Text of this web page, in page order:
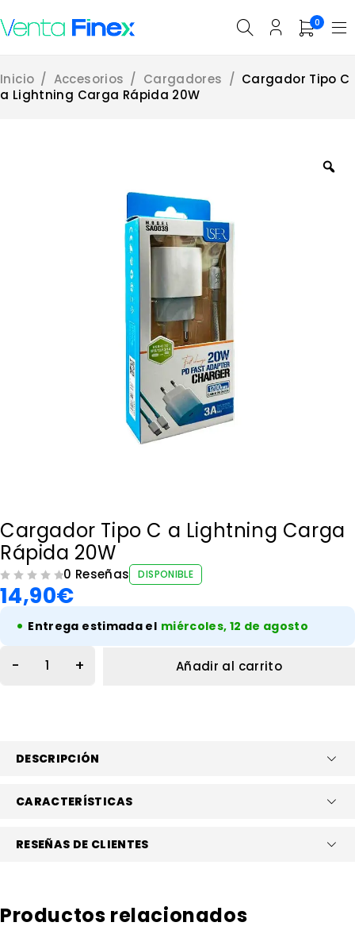
0
Inicio / Accesorios / Cargadores / Cargador Tipo C
a Lightning Carga Rápida 20W
Cargador Tipo C a Lightning Carga
Rápida 20W
0 Reseñas DISPONIBLE
14,90€
• Entrega estimada el miércoles, 12 de agosto
Añadir al carrito
DESCRIPCIÓN
CARACTERÍSTICAS
RESEÑAS DE CLIENTES
Productos relacionados